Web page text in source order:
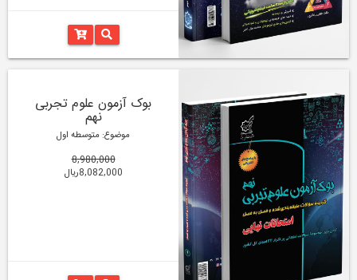
بوک آزمون علوم تجربی
نهم
موضوع: متوسطه اول
8,980,000
8,082,000ریال